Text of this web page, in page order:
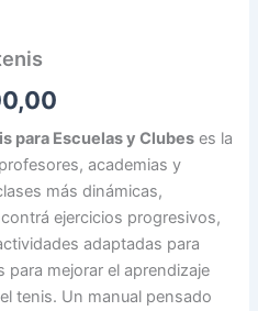
para Escuelas y Clubes es la
academias y
más dinámicas,
ejercicios progresivos,
adaptadas para
para mejorar el aprendizaje
tenis. Un manual pensado